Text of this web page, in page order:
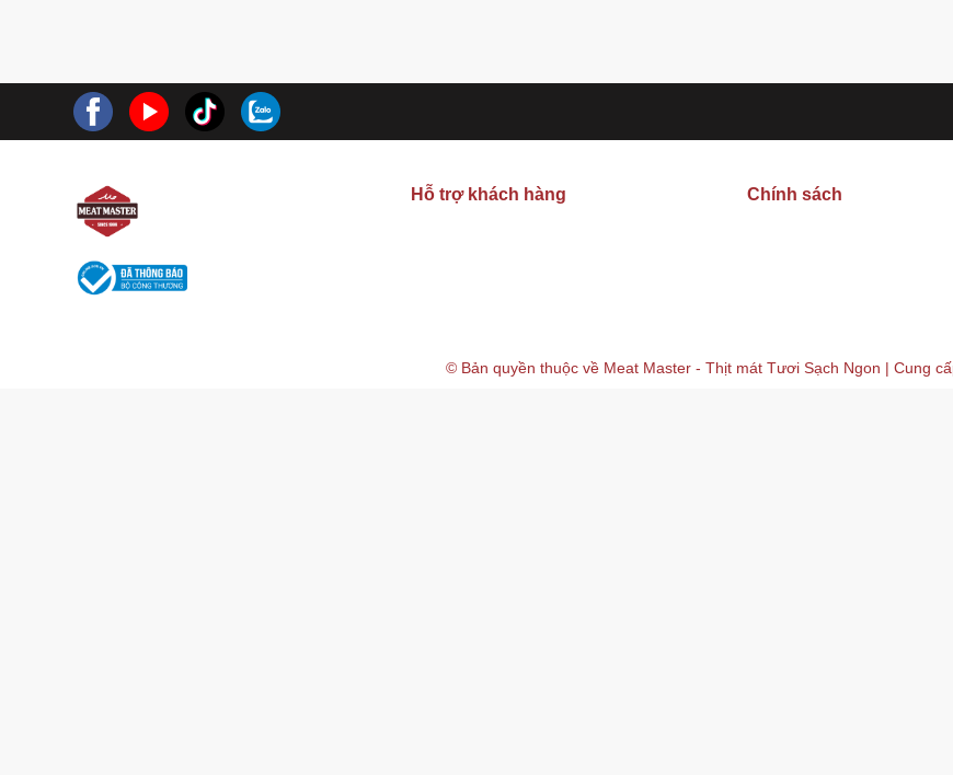
Hỗ trợ khách hàng Chính sách
© Bản quyền thuộc về Meat Master - Thịt mát Tươi Sạch Ngon | Cung